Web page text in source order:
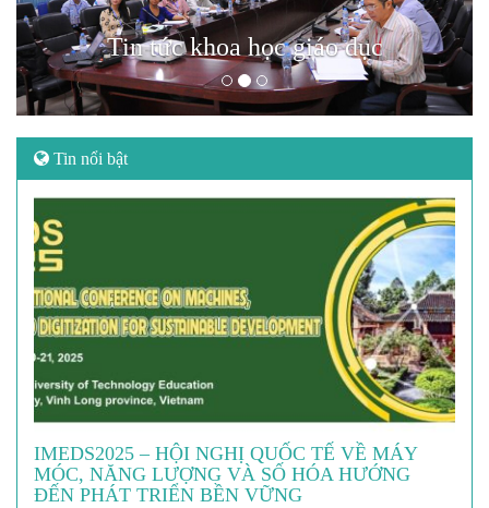
Tin tức khoa học giáo dục
Tin nổi bật
IMEDS2025 – HỘI NGHỊ QUỐC TẾ VỀ MÁY
MÓC, NĂNG LƯỢNG VÀ SỐ HÓA HƯỚNG
ĐẾN PHÁT TRIỂN BỀN VỮNG